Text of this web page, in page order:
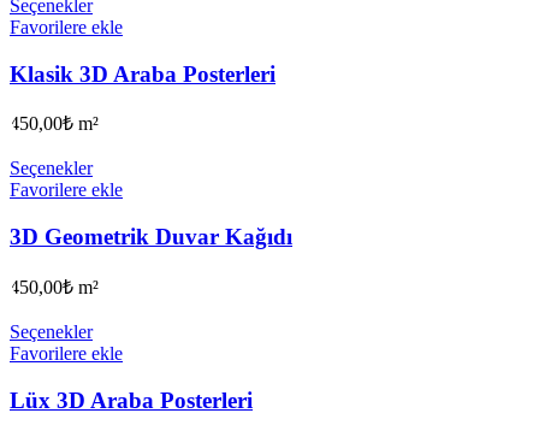
Seçenekler
Favorilere ekle
Klasik 3D Araba Posterleri
450,00₺ m²
Seçenekler
Favorilere ekle
3D Geometrik Duvar Kağıdı
450,00₺ m²
Seçenekler
Favorilere ekle
Lüx 3D Araba Posterleri